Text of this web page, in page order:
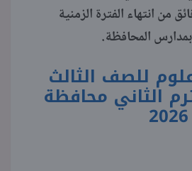
منوعات
من انتهاء الفترة الزمنية
المحافظة.
للصف الثالث
الثاني محافظة